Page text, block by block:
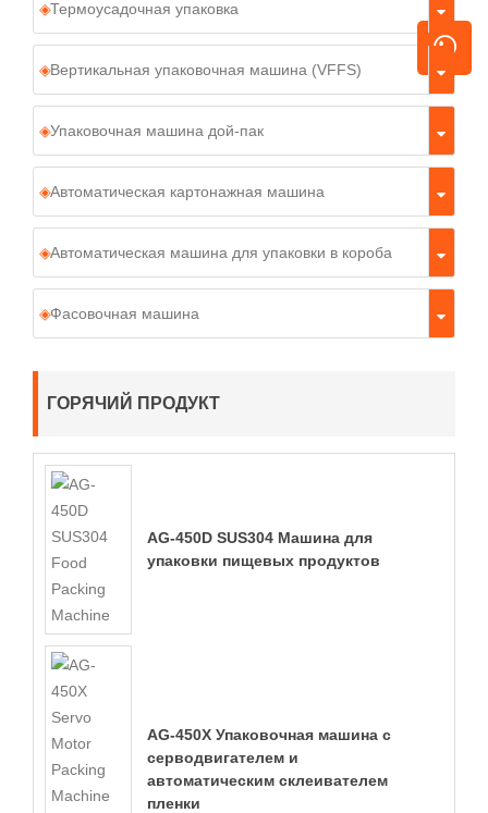
Термоусадочная упаковка
Вертикальная упаковочная машина (VFFS)
Упаковочная машина дой-пак
Автоматическая картонажная машина
Автоматическая машина для упаковки в короба
Фасовочная машина
ГОРЯЧИЙ ПРОДУКТ
AG-450D SUS304 Машина для
упаковки пищевых продуктов
AG-450X Упаковочная машина с
серводвигателем и
автоматическим склеивателем
пленки